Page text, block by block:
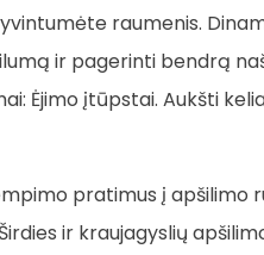
raumenis.
ir pagerinti bendrą
Ėjimo įtūpstai. Aukšti
pratimus į apšilimo
ir kraujagyslių